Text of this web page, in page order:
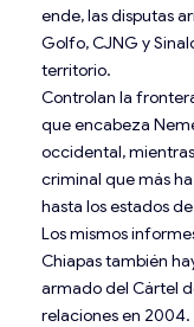
ende, las disputas
Golfo, CJNG y
territorio.
Controlan la
que encabeza
occidental,
criminal que más
hasta los estados
Los mismos
Chiapas también
armado del Cártel
relaciones en